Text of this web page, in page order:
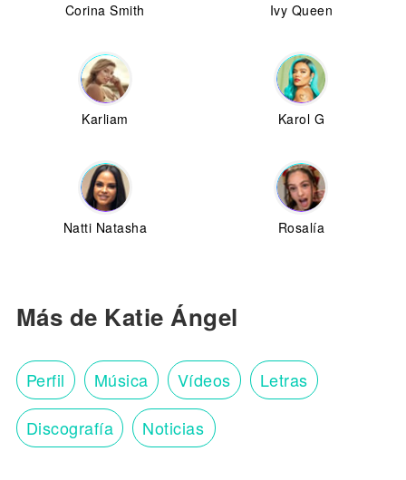
Corina Smith Ivy Queen
Karliam Karol G
Natti Natasha Rosalía
Más de Katie Ángel
Perfil Música Vídeos Letras
Discografía Noticias